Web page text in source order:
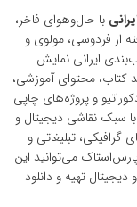
با حال‌وهوای فاخر،
از فردوسی، مولوی و
ایرانی نمایش
کتاب، محتوای آموزشی،
و پروژه‌های چاپی
سبک نقاشی دیجیتال و
گرافیکی، تبلیغاتی و
می‌توانید این
تهیه و دانلود